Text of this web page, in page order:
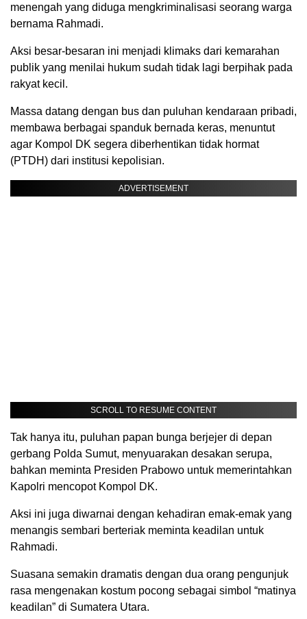
menengah yang diduga mengkriminalisasi seorang warga
bernama Rahmadi.
Aksi besar-besaran ini menjadi klimaks dari kemarahan
publik yang menilai hukum sudah tidak lagi berpihak pada
rakyat kecil.
Massa datang dengan bus dan puluhan kendaraan pribadi,
membawa berbagai spanduk bernada keras, menuntut
agar Kompol DK segera diberhentikan tidak hormat
(PTDH) dari institusi kepolisian.
ADVERTISEMENT
SCROLL TO RESUME CONTENT
Tak hanya itu, puluhan papan bunga berjejer di depan
gerbang Polda Sumut, menyuarakan desakan serupa,
bahkan meminta Presiden Prabowo untuk memerintahkan
Kapolri mencopot Kompol DK.
Aksi ini juga diwarnai dengan kehadiran emak-emak yang
menangis sembari berteriak meminta keadilan untuk
Rahmadi.
Suasana semakin dramatis dengan dua orang pengunjuk
rasa mengenakan kostum pocong sebagai simbol “matinya
keadilan” di Sumatera Utara.